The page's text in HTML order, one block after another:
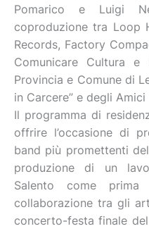
Pomarico e Luigi
coproduzione tra Loop
Records, Factory
Comunicare Cultura
Provincia e Comune di
in Carcere” e degli Amici
Il programma di
offrire l’occasione di
band più promettenti
produzione di un
Salento come
collaborazione tra gli
concerto-festa finale